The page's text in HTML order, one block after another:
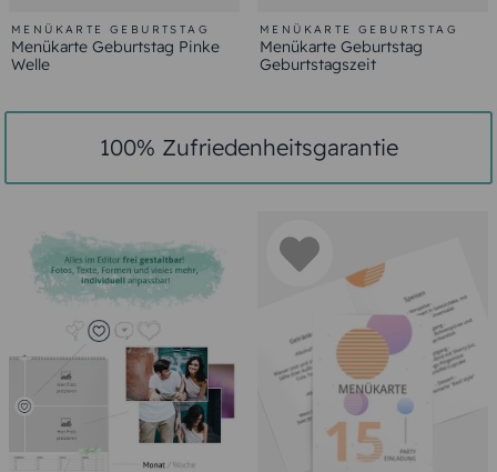
MENÜKARTE GEBURTSTAG
Menükarte Geburtstag Pinke
Welle
MENÜKARTE GEBURTSTAG
Menükarte Geburtstag
Geburtstagszeit
100% Zufriedenheitsgarantie